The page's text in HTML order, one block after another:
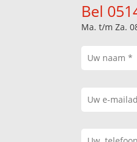
Bel
Ma. t/m Za.